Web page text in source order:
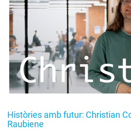
Històries amb futur: Christian
Raubiene